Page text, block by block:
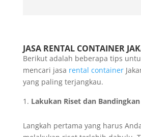
JASA RENTAL CONTAINER
Berikut adalah beberapa tips
mencari jasa rental container
yang paling terjangkau.
Lakukan Riset dan
Langkah pertama yang harus